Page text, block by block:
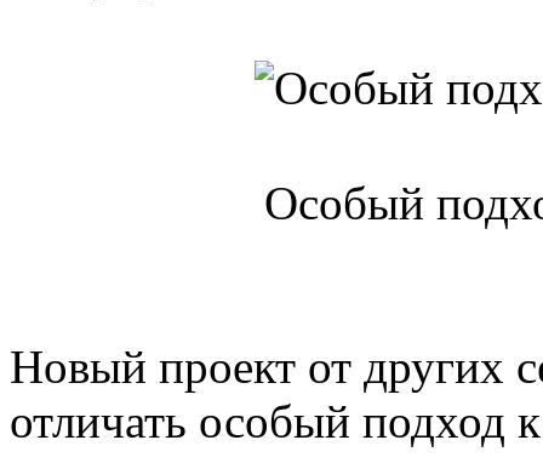
Особый
Новый проект от других
отличать особый подход